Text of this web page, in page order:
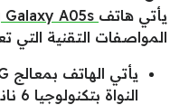
يأتي هاتف
المواصفات التقنية التي